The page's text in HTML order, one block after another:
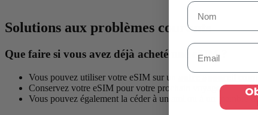
Solutions aux problèmes courants
Que faire si vous avez déjà acheté une eSIM ?
Vous pouvez utiliser votre eSIM sur un
Conservez votre eSIM pour votre prochain voyage.
Vous pouvez également la céder à un ami ou à un membre